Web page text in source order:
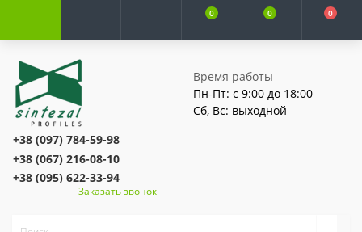
0 0 0
Время работы
Пн-Пт: с 9:00 до 18:00
Сб, Вс: выходной
+38 (097) 784-59-98
+38 (067) 216-08-10
+38 (095) 622-33-94
Заказать звонок